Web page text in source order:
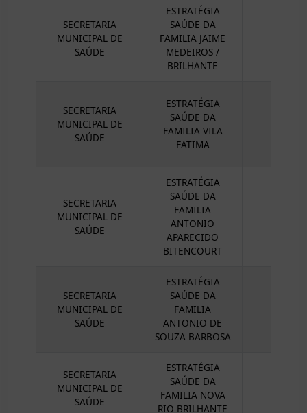
SECRETARIA
MUNICIPAL DE
SAÚDE
ESTRATÉGIA
SAÚDE DA
FAMILIA JAIME
MEDEIROS /
BRILHANTE
SECRETARIA
MUNICIPAL DE
SAÚDE
ESTRATÉGIA
SAÚDE DA
FAMILIA VILA
FATIMA
SECRETARIA
MUNICIPAL DE
SAÚDE
ESTRATÉGIA
SAÚDE DA
FAMILIA
ANTONIO
APARECIDO
BITENCOURT
SECRETARIA
MUNICIPAL DE
SAÚDE
ESTRATÉGIA
SAÚDE DA
FAMILIA
ANTONIO DE
SOUZA BARBOSA
SECRETARIA
MUNICIPAL DE
SAÚDE
ESTRATÉGIA
SAÚDE DA
FAMILIA NOVA
RIO BRILHANTE